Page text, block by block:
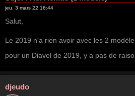
jeu. 3 mars 22 16:44
Salut,
Le 2019 n'a rien avoir avec les 2
pour un Diavel de 2019, y a pas de
djeudo